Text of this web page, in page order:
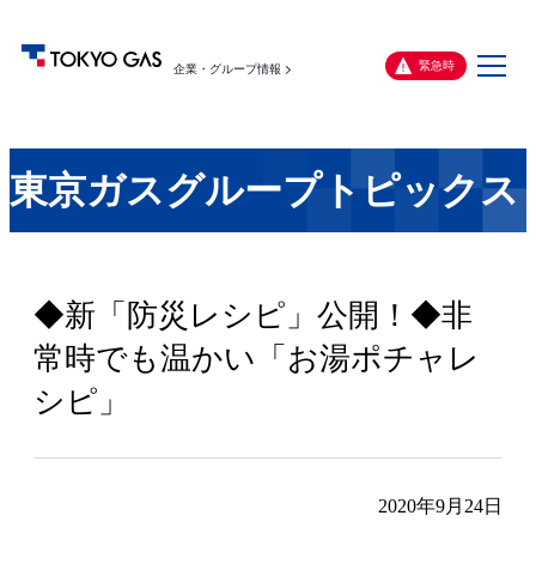
企業・グループ情報 緊急時
メ
東京ガスグループトピックス
◆新「防災レシピ」公開！◆非
常時でも温かい「お湯ポチャレ
シピ」
2020年9月24日